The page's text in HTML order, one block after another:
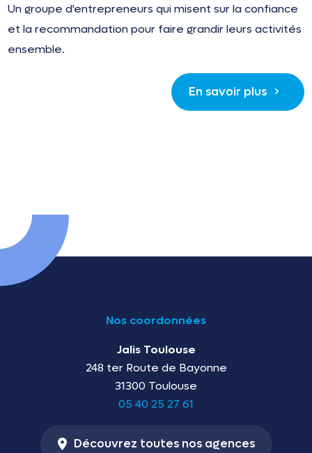
Un groupe d'entrepreneurs qui misent sur la confiance
et la recommandation pour faire grandir leurs activités
ensemble.
En savoir plus
Nos coordonnées
Jalis Toulouse
248 ter Route de Bayonne
31300 Toulouse
05 40 25 27 61
Découvrez toutes nos agences